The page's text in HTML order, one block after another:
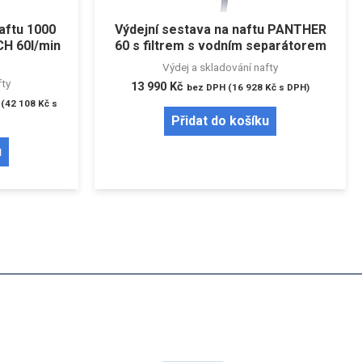
1000
60l/min
(42 108 Kč s
Výdejní sestava na naftu PANTHER
60 s filtrem s vodním separátorem
Výdej a skladování nafty
13 990 Kč bez DPH (16 928 Kč s DPH)
Přidat do košíku